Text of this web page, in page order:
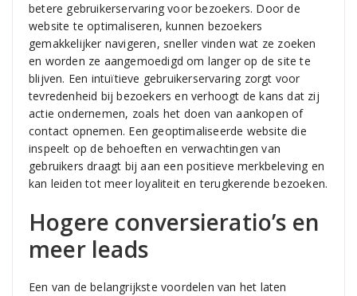
betere gebruikerservaring voor bezoekers. Door de
website te optimaliseren, kunnen bezoekers
gemakkelijker navigeren, sneller vinden wat ze zoeken
en worden ze aangemoedigd om langer op de site te
blijven. Een intuïtieve gebruikerservaring zorgt voor
tevredenheid bij bezoekers en verhoogt de kans dat zij
actie ondernemen, zoals het doen van aankopen of
contact opnemen. Een geoptimaliseerde website die
inspeelt op de behoeften en verwachtingen van
gebruikers draagt bij aan een positieve merkbeleving en
kan leiden tot meer loyaliteit en terugkerende bezoeken.
Hogere conversieratio’s en
meer leads
Een van de belangrijkste voordelen van het laten